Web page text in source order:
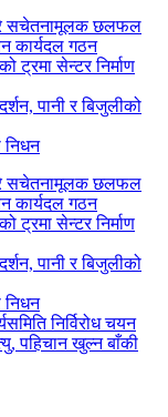
सचेतनामूलक छलफल
कार्यदल गठन
ट्रमा सेन्टर निर्माण
पानी र बिजुलीको
निधन
सचेतनामूलक छलफल
कार्यदल गठन
ट्रमा सेन्टर निर्माण
पानी र बिजुलीको
निधन
निर्विरोध चयन
पहिचान खुल्न बाँकी